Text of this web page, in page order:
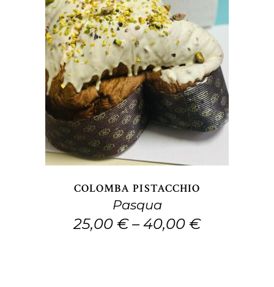
del
prodotto
SCEGLI Questo
prodotto
ha
più
varianti.
Le
opzioni
possono
essere
COLOMBA PISTACCHIO
Pasqua
25,00 €– 40,00 €